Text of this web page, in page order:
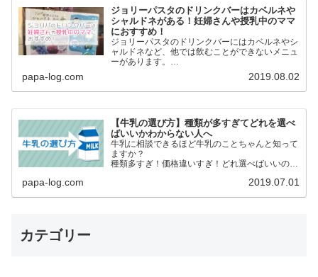
ジョリーパスタのドリンクバーはカベルネや
シャルドネがある！妊婦さんや授乳中のママ
におすすめ！
ジョリーパスタのドリンクバーにはカベルネやシ
ャルドネなど、他では飲むことができないメニュ
ーがあります。
アルコールを我慢しているけど「せめて飲んでる
気分だけでも味わいたい」という妊婦さんや授乳
中のママにおすすめ！
papa-log.com 2019.08.02
【牛乳の選び方】種類が多すぎてどれを選べ
ばいいかわからない人へ
牛乳に相談できるほど牛乳のことちゃんと知って
ますか？
種類多すぎ！価格違いすぎ！どれ選べばいいの
日々、買い物するものを何となく買うのではなく
papa-log.com 2019.07.01
カテゴリー